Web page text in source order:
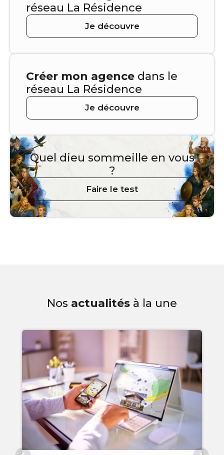
réseau La Résidence
Je découvre
Créer mon agence dans le
réseau La Résidence
Je découvre
Quel dieu sommeille en vous
?
Faire le test
Nos actualités à la une